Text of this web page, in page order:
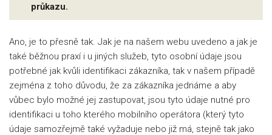
průkazu.
Ano, je to přesně tak. Jak je na našem webu uvedeno a jak je
také běžnou praxí i u jiných služeb, tyto osobní údaje jsou
potřebné jak kvůli identifikaci zákazníka, tak v našem případě
zejména z toho důvodu, že za zákazníka jednáme a aby
vůbec bylo možné jej zastupovat, jsou tyto údaje nutné pro
identifikaci u toho kterého mobilního operátora (který tyto
údaje samozřejmě také vyžaduje nebo již má, stejně tak jako